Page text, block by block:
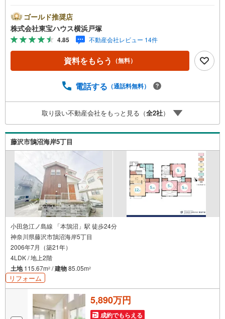
もスムーズ。東側公道に接した、開放感のある住環境◆シ
ステムキッチンや追焚機能など充実の設備。エアコン・照
明器具付きで即新生活が可能 ◆小田急線『鵠沼海岸』駅へ
も徒歩20分（1600m）。マリンレジャーを日常にする湘南
ライフを満喫 ＝＝＝＝＝＝＝＝＝【東宝ハウス横浜戸塚】
提携銀行 じぶん銀行利用可 *がん100％保証団信＋全疾病保
合わせください）毎日、ご見学・ご相談が可能です。9:00
へのご来社等ご相談下さい。○FPによるライフプランのシ
ミュレーションライフプランにあった資金計画や、住宅ロ
ーンのご相談など。○キッズスペースもご用意しております
○お車の無料提携駐車場がございます詳しくは営業スタッフ
よりお伝えさせて頂きます。なんでもお気軽にお申し付け
くださいませ
ゴールド推奨店
株式会社東宝ハウス横浜戸塚
4.85 不動産会社レビュー 14件
資料をもらう （無料）
電話する （通話料無料）
取り扱い不動産会社をもっと見る（全2社）
藤沢市鵠沼海岸5丁目
小田急江ノ島線 「本鵠沼」駅 徒歩24分
神奈川県藤沢市鵠沼海岸5丁目
2006年7月（築21年）
4LDK / 地上2階
土地115.67m2 /建物85.05m2
リフォーム
5,890万円
成約でもらえる